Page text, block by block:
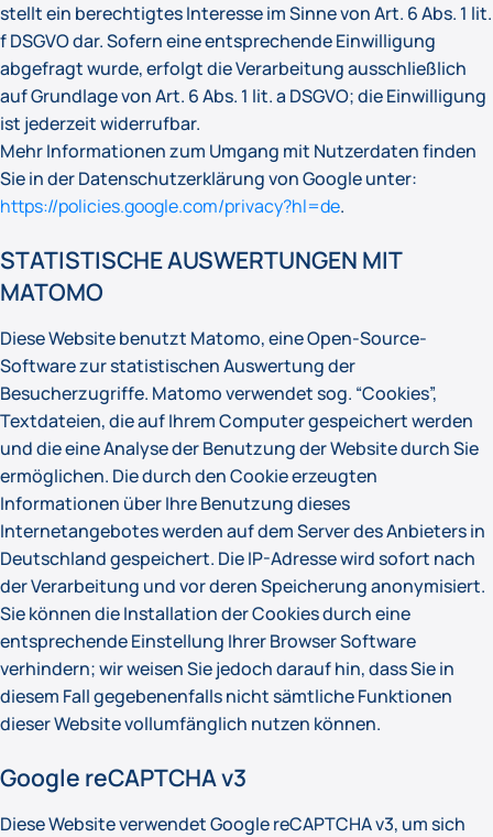
stellt ein berechtigtes Interesse im Sinne von Art. 6 Abs. 1 lit.
f DSGVO dar. Sofern eine entsprechende Einwilligung
abgefragt wurde, erfolgt die Verarbeitung ausschließlich
auf Grundlage von Art. 6 Abs. 1 lit. a DSGVO; die Einwilligung
ist jederzeit widerrufbar.
Mehr Informationen zum Umgang mit Nutzerdaten finden
Sie in der Datenschutzerklärung von Google unter:
https://policies.google.com/privacy?hl=de.
STATISTISCHE AUSWERTUNGEN MIT
MATOMO
Diese Website benutzt Matomo, eine Open-Source-
Software zur statistischen Auswertung der
Besucherzugriffe. Matomo verwendet sog. “Cookies”,
Textdateien, die auf Ihrem Computer gespeichert werden
und die eine Analyse der Benutzung der Website durch Sie
ermöglichen. Die durch den Cookie erzeugten
Informationen über Ihre Benutzung dieses
Internetangebotes werden auf dem Server des Anbieters in
Deutschland gespeichert. Die IP-Adresse wird sofort nach
der Verarbeitung und vor deren Speicherung anonymisiert.
Sie können die Installation der Cookies durch eine
entsprechende Einstellung Ihrer Browser Software
verhindern; wir weisen Sie jedoch darauf hin, dass Sie in
diesem Fall gegebenenfalls nicht sämtliche Funktionen
dieser Website vollumfänglich nutzen können.
Google reCAPTCHA v3
Diese Website verwendet Google reCAPTCHA v3, um sich